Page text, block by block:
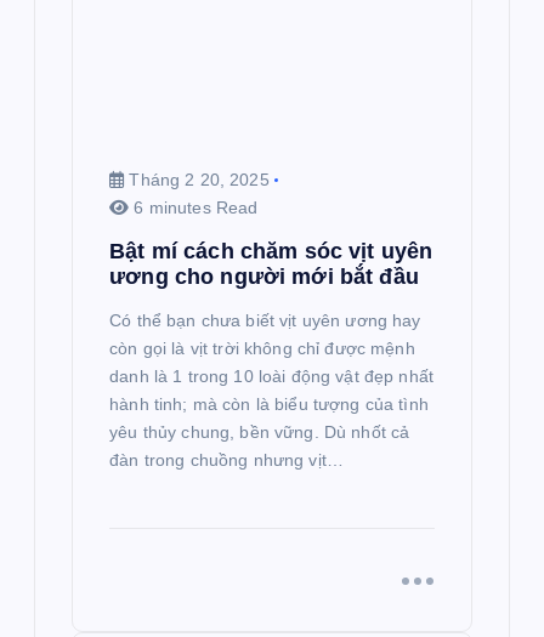
Tháng 2 20, 2025
6 minutes Read
Bật mí cách chăm sóc vịt uyên
ương cho người mới bắt đầu
Có thể bạn chưa biết vịt uyên ương hay
còn gọi là vịt trời không chỉ được mệnh
danh là 1 trong 10 loài động vật đẹp nhất
hành tinh; mà còn là biểu tượng của tình
yêu thủy chung, bền vững. Dù nhốt cả
đàn trong chuồng nhưng vịt…